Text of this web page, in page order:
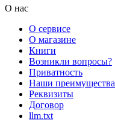
О нас
О сервисе
О магазине
Книги
Возникли вопросы?
Приватность
Наши преимущества
Реквизиты
Договор
llm.txt